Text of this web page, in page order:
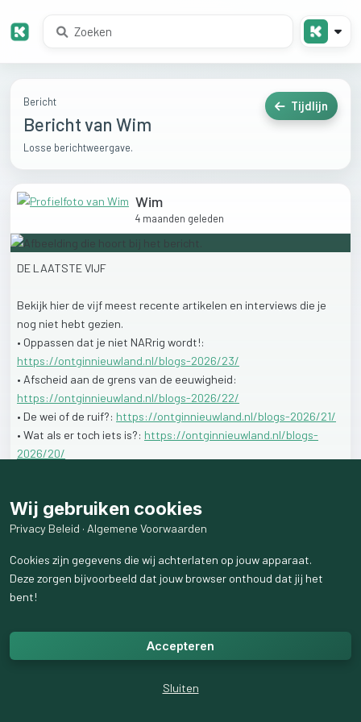
Bericht
Bericht van Wim
Losse berichtweergave.
Tijdlijn
Wim
4 maanden geleden
DE LAATSTEVIJF
Bekijk hier de vijf meest recente artikelen en interviews die je
nog niet hebt gezien.
• Oppassen dat je niet NARrig wordt!:
https://ontginnieuwland.nl/blogs-2026/23/
• Afscheid aan de grens van de eeuwigheid:
https://ontginnieuwland.nl/blogs-2026/22/
• De wei of de ruif?: https://ontginnieuwland.nl/blogs-2026/21/
• Wat als er toch iets is?: https://ontginnieuwland.nl/blogs-
2026/20/
Beginpagina: https://ontginnieuwland.nl/
27weergaven
Wij gebruiken cookies
Privacy Beleid · Algemene Voorwaarden
Cookies zijn gegevens die wij achterlaten op jouw apparaat.
Deze zorgen bijvoorbeeld dat jouw browser onthoud dat jij het
bent!
Accepteren
Sluiten